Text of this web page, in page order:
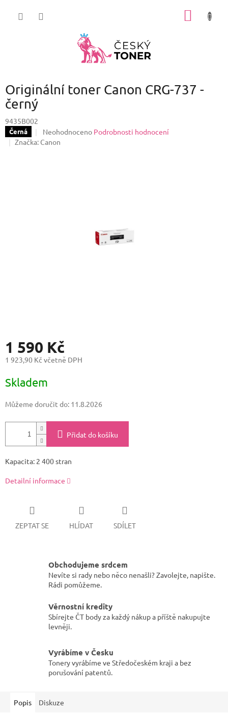
Originální toner Canon CRG-737 -
černý
9435B002
Černá
Průměrné
hodnocení
Neohodnoceno Podrobnosti hodnocení
Značka: Canon
1 590 Kč
1 923,90 Kč včetně DPH
cena:
Skladem
Můžeme doručit do: 11.8.2026
Přidat do košíku
Kapacita: 2 400 stran
Detailní informace
ZEPTAT SE HLÍDAT SDÍLET
Obchodujeme srdcem
Nevíte si rady nebo něco nenašli? Zavolejte, napište.
Rádi pomůžeme.
Věrnostní kredity
Sbírejte ČT body za každý nákup a příště nakupujte
levněji.
Vyrábíme v Česku
Tonery vyrábíme ve Středočeském kraji a bez
porušování patentů.
Popis Diskuze